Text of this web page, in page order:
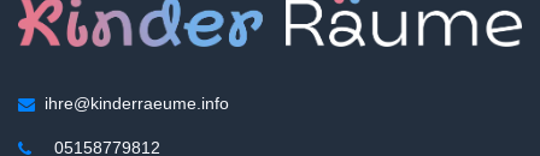
ihre@kinderraeume.info
05158779812